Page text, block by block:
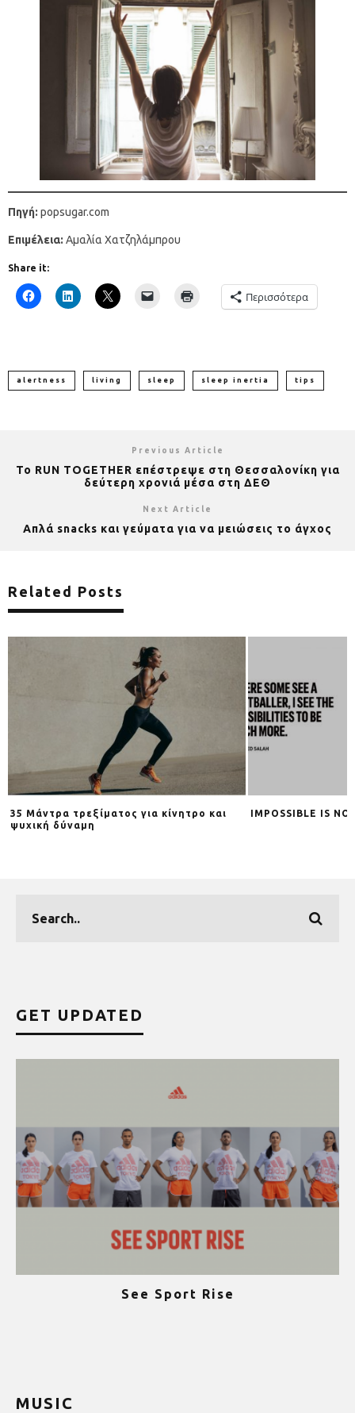
Πηγή: popsugar.com
Επιμέλεια: Αμαλία Χατζηλάμπρου
Share it:
Περισσότερα
alertness living sleep sleep inertia tips
Previous Article
Το RUN TOGETHER επέστρεψε στη Θεσσαλονίκη για
δεύτερη χρονιά μέσα στη ΔΕΘ
Next Article
Aπλά snacks και γεύματα για να μειώσεις το άγχος
Related Posts
35 Μάντρα τρεξίματος για κίνητρο και
ψυχική δύναμη
IMPOSSIBLE IS
GET UPDATED
See Sport Rise
MUSIC